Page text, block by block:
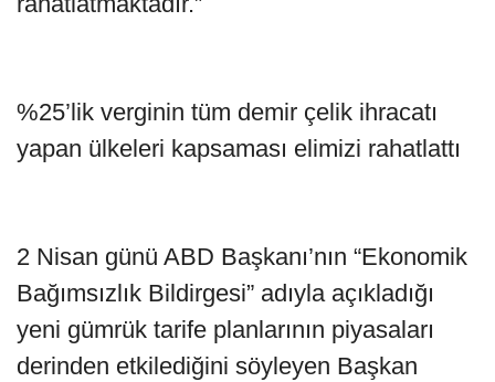
%25’lik verginin tüm demir çelik ihracatı
yapan ülkeleri kapsaması elimizi rahatlattı
2 Nisan günü ABD Başkanı’nın “Ekonomik
Bağımsızlık Bildirgesi” adıyla açıkladığı
yeni gümrük tarife planlarının piyasaları
derinden etkilediğini söyleyen Başkan